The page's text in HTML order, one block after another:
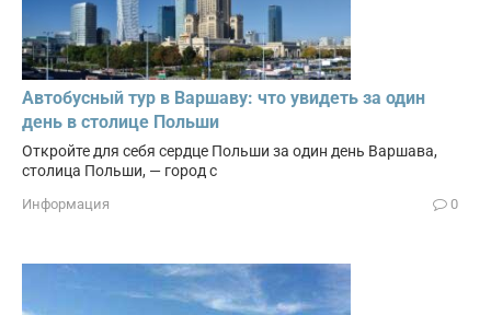
Автобусный тур в Варшаву: что увидеть за один
день в столице Польши
Откройте для себя сердце Польши за один день Варшава,
столица Польши, — город с
Информация 0